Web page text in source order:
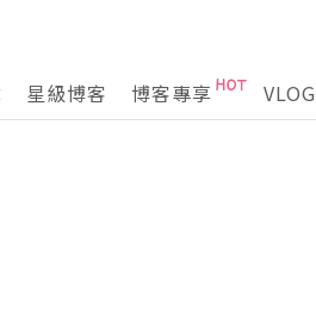
星級博客 博客專享 VLOG